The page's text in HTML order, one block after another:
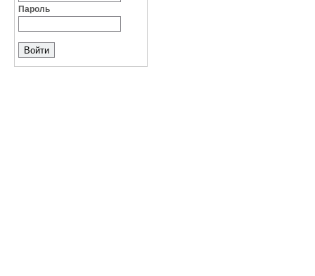
Пароль